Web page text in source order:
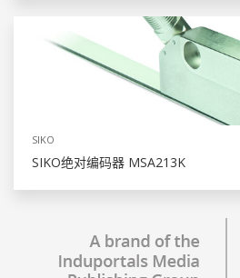
SIKO
SIKO绝对编码器 MSA213K